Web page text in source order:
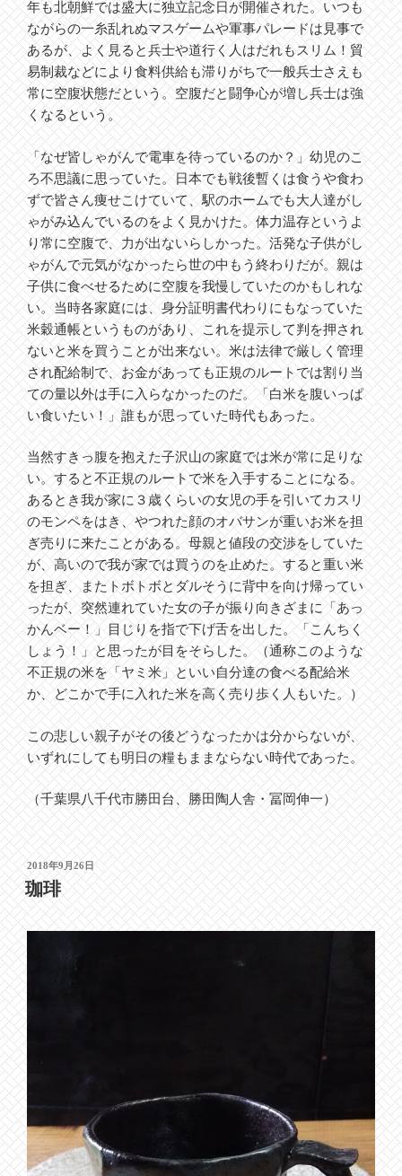
年も北朝鮮では盛大に独立記念日が開催された。いつも
ながらの一糸乱れぬマスゲームや軍事パレードは見事で
あるが、よく見ると兵士や道行く人はだれもスリム！貿
易制裁などにより食料供給も滞りがちで一般兵士さえも
常に空腹状態だという。空腹だと闘争心が増し兵士は強
くなるという。
「なぜ皆しゃがんで電車を待っているのか？」幼児のこ
ろ不思議に思っていた。日本でも戦後暫くは食うや食わ
ずで皆さん痩せこけていて、駅のホームでも大人達がし
ゃがみ込んでいるのをよく見かけた。体力温存というよ
り常に空腹で、力が出ないらしかった。活発な子供がし
ゃがんで元気がなかったら世の中もう終わりだが。親は
子供に食べせるために空腹を我慢していたのかもしれな
い。当時各家庭には、身分証明書代わりにもなっていた
米穀通帳というものがあり、これを提示して判を押され
ないと米を買うことが出来ない。米は法律で厳しく管理
され配給制で、お金があっても正規のルートでは割り当
ての量以外は手に入らなかったのだ。「白米を腹いっぱ
い食いたい！」誰もが思っていた時代もあった。
当然すきっ腹を抱えた子沢山の家庭では米が常に足りな
い。すると不正規のルートで米を入手することになる。
あるとき我が家に３歳くらいの女児の手を引いてカスリ
のモンペをはき、やつれた顔のオバサンが重いお米を担
ぎ売りに来たことがある。母親と値段の交渉をしていた
が、高いので我が家では買うのを止めた。すると重い米
を担ぎ、またトボトボとダルそうに背中を向け帰ってい
ったが、突然連れていた女の子が振り向きざまに「あっ
かんベー！」目じりを指で下げ舌を出した。「こんちく
しょう！」と思ったが目をそらした。（通称このような
不正規の米を「ヤミ米」といい自分達の食べる配給米
か、どこかで手に入れた米を高く売り歩く人もいた。）
この悲しい親子がその後どうなったかは分からないが、
いずれにしても明日の糧もままならない時代であった。
（千葉県八千代市勝田台、勝田陶人舎・冨岡伸一）
投
稿
日:
2018年9月26日
珈琲